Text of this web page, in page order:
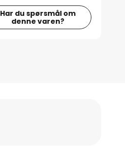
Har du spørsmål om
denne varen?